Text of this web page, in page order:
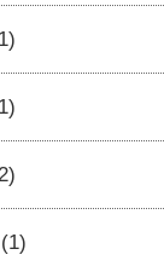
(1)